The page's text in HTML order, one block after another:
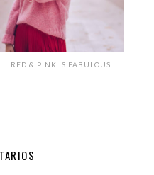
RED & PINK IS FABULOUS